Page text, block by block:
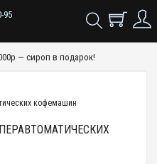
95
— сироп в подарок!
кофемашин